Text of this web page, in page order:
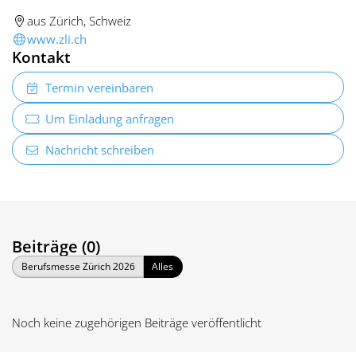
aus Zürich, Schweiz
www.zli.ch
Kontakt
Termin vereinbaren
Um Einladung anfragen
Nachricht schreiben
Beiträge (0)
Berufsmesse Zürich 2026 Alles
Noch keine zugehörigen Beiträge veröffentlicht